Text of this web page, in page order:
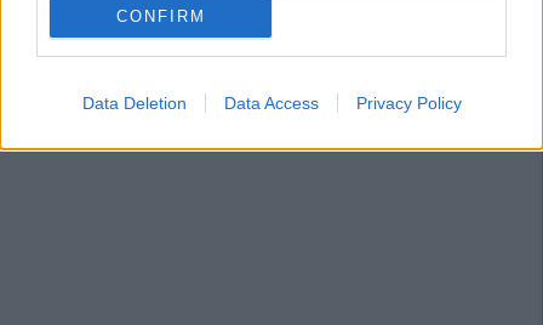
CONFIRM
Data Deletion Data Access Privacy Policy